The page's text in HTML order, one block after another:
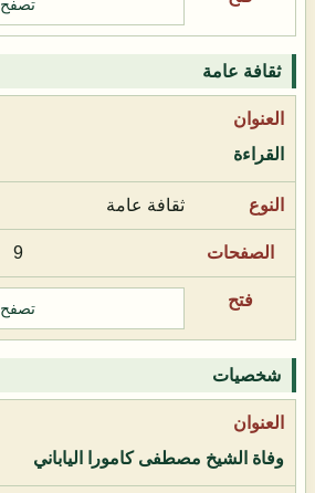
تصفح
ثقافة عامة
القراءة
ثقافة عامة
9
تصفح
شخصيات
وفاة الشيخ مصطفى كامورا الياباني